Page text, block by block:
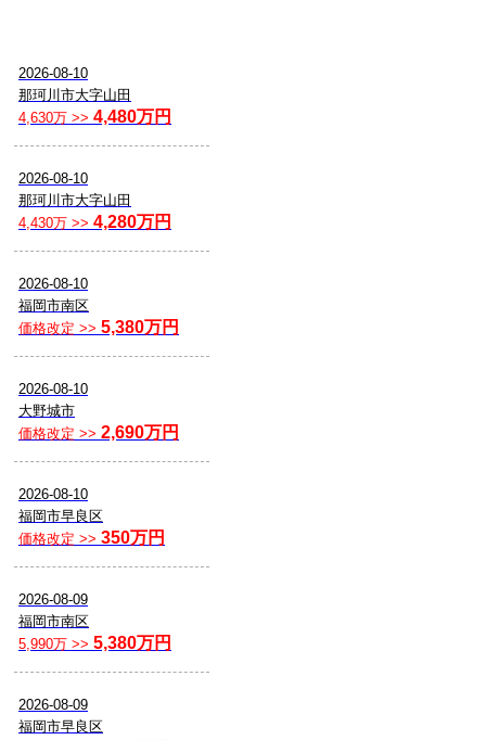
2026-08-10
那珂川市大字山田
4,630万 >> 4,480万円
2026-08-10
那珂川市大字山田
4,430万 >> 4,280万円
2026-08-10
福岡市南区
価格改定 >> 5,380万円
2026-08-10
大野城市
価格改定 >> 2,690万円
2026-08-10
福岡市早良区
価格改定 >> 350万円
2026-08-09
福岡市南区
5,990万 >> 5,380万円
2026-08-09
福岡市早良区